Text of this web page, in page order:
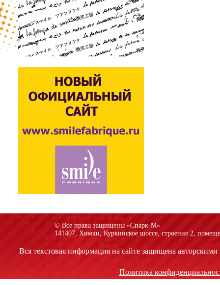
© Все права защищены «Спарк-M»
141407, Химки, Куркинское шоссе, строение 2,
Вся текстовая информация на сайте защищена
Политика